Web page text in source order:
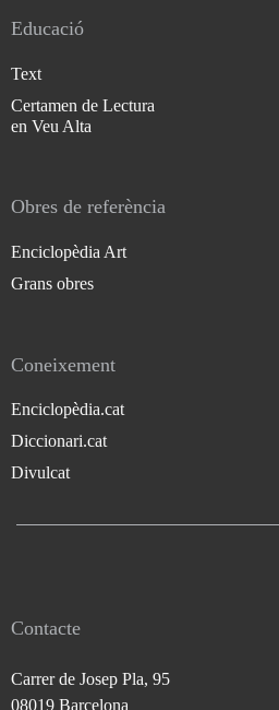
Educació
Text
Certamen de Lectura
en Veu Alta
Obres de referència
Enciclopèdia Art
Grans obres
Coneixement
Enciclopèdia.cat
Diccionari.cat
Divulcat
Contacte
Carrer de Josep Pla, 95
08019 Barcelona